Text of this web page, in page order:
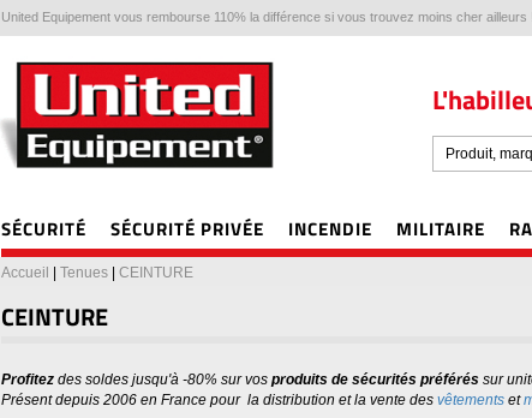
United Equipement vous rembourse 110% la différence si vous trouvez moins cher ailleurs !
SÉCURITÉ SÉCURITÉ PRIVÉE INCENDIE MILITAIRE
Accueil Tenues CEINTURE
CEINTURE
Profitez des soldes jusqu'à -80% sur vos produits de sécurités préférés sur
Présent depuis 2006 en France pour la distribution et la vente des vêtements et